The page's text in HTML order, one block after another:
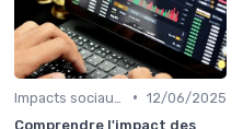
• 12/06/2025
Comprendre l'impact des